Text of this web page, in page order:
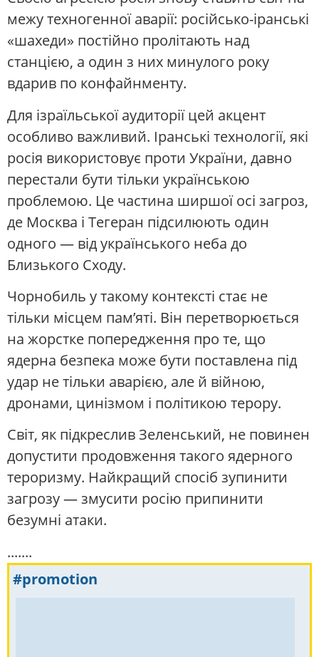
межу техногенної аварії: російсько-іранські
«шахеди» постійно пролітають над
станцією, а один з них минулого року
вдарив по конфайнменту.
Для ізраїльської аудиторії цей акцент
особливо важливий. Іранські технології, які
росія використовує проти України, давно
перестали бути тільки українською
проблемою. Це частина ширшої осі загроз,
де Москва і Тегеран підсилюють один
одного — від українського неба до
Близького Сходу.
Чорнобиль у такому контексті стає не
тільки місцем пам’яті. Він перетворюється
на жорстке попередження про те, що
ядерна безпека може бути поставлена під
удар не тільки аварією, але й війною,
дронами, цинізмом і політикою терору.
Світ, як підкреслив Зеленський, не повинен
допустити продовження такого ядерного
тероризму. Найкращий спосіб зупинити
загрозу — змусити росію припинити
безумні атаки.
.......
#promotion